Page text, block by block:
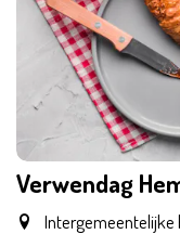
Verwendag
Intergemeentelijke